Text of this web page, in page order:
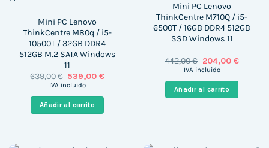
Mini PC Lenovo
ThinkCentre M80q / i5-
10500T / 32GB DDR4
512GB M.2 SATA Windows
11
639,00€ El
precio
era:
639,00 €.
539,00€El
IVA incluido
Añadir al carrito
Mini PC Lenovo
ThinkCentre M710Q / i5-
6500T / 16GB DDR4 512GB
SSD Windows 11
442,00€ El
precio
era:
442,00 €.
204,00 €El
es:
IVA incluido
Añadir al carrito